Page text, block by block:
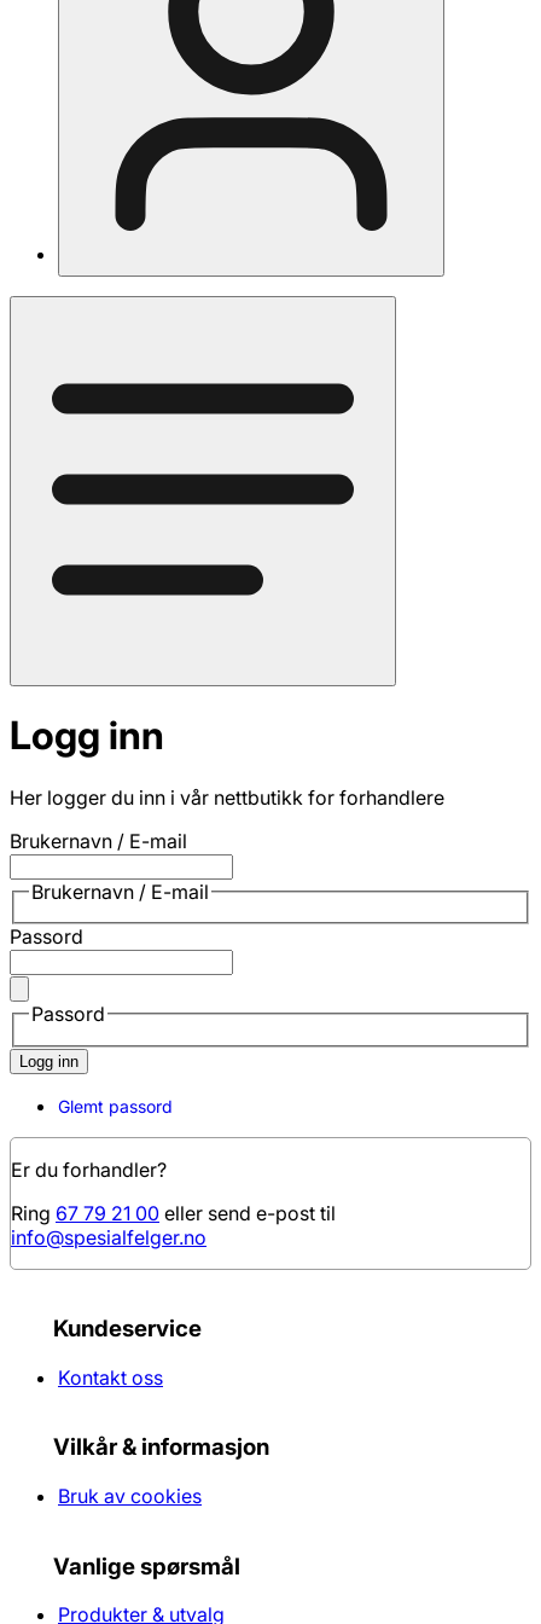
Logg inn
Her logger du inn i vår nettbutikk for forhandlere
Brukernavn / E-mail
Brukernavn / E-mail
Passord
Passord
Logg inn
Glemt passord
Er du forhandler?
Ring 67 79 21 00 eller send e-post til
info@spesialfelger.no
Kundeservice
Kontakt oss
Vilkår & informasjon
Bruk av cookies
Vanlige spørsmål
Produkter & utvalg